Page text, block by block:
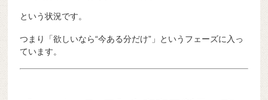
という状況です。
つまり「欲しいなら“今ある分だけ”」というフェーズに入っ
ています。